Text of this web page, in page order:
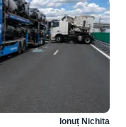
Ionuț Nichita